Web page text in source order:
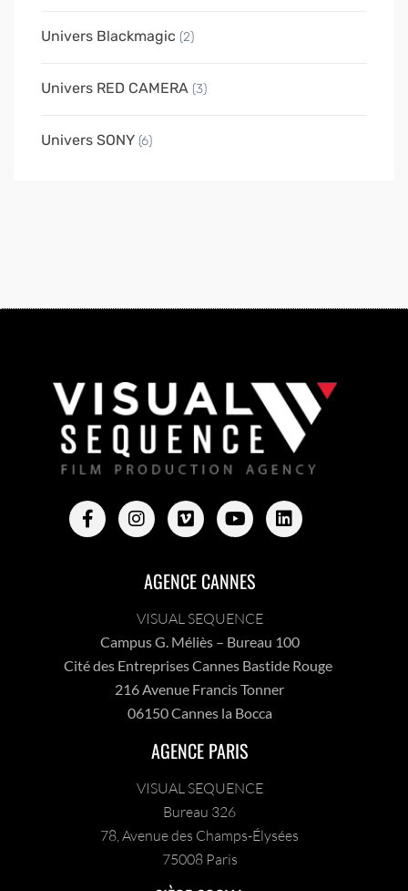
Univers Blackmagic (2)
Univers RED CAMERA (3)
Univers SONY (6)
AGENCE CANNES
VISUAL SEQUENCE
Campus G. Méliès – Bureau 100
Cité des Entreprises Cannes Bastide Rouge
216 Avenue Francis Tonner
06150 Cannes la Bocca
AGENCE PARIS
VISUAL SEQUENCE
Bureau 326
78, Avenue des Champs-Élysées
75008 Paris